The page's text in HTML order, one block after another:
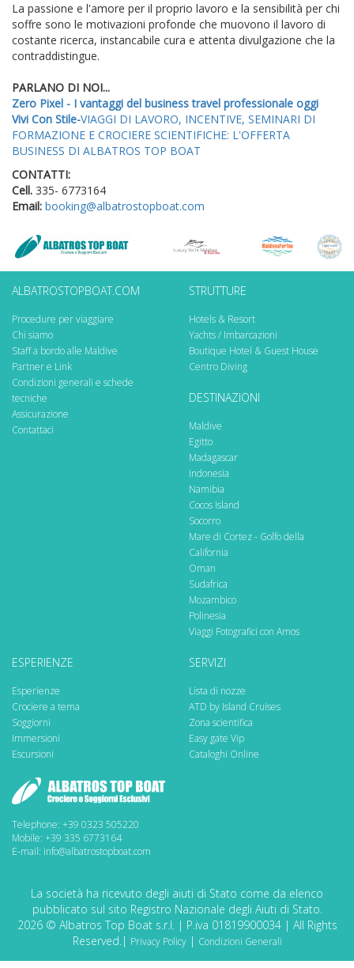
La passione e l'amore per il proprio lavoro e la sensibilità per chi
soffre sono le motivazioni profonde che muovono il lavoro di
costante ricerca, instancabile cura e attenta divulgazione che la
contraddistingue.
PARLANO DI NOI...
Zero Pixel - I vantaggi del business travel professionale oggi
Vivi Con Stile-VIAGGI DI LAVORO, INCENTIVE, SEMINARI DI
FORMAZIONE E CROCIERE SCIENTIFICHE: L'OFFERTA
BUSINESS DI ALBATROS TOP BOAT
CONTATTI:
Cell. 335- 6773164
Email: booking@albatrostopboat.com
ALBATROSTOPBOAT.COM
Procedure per viaggiare
Chi siamo
Staff a bordo alle Maldive
Partner e Link
Condizioni generali e schede
tecniche
Assicurazione
Contattaci
STRUTTURE
Hotels & Resort
Yachts / Imbarcazioni
Boutique Hotel & Guest House
Centro Diving
DESTINAZIONI
Maldive
Egitto
Madagascar
Indonesia
Namibia
Cocos Island
Socorro
Mare di Cortez - Golfo della
California
Oman
Sudafrica
Mozambico
Polinesia
Viaggi Fotografici con Amos
ESPERIENZE
Esperienze
Crociere a tema
Soggiorni
Immersioni
Escursioni
SERVIZI
Lista di nozze
ATD by Island Cruises
Zona scientifica
Easy gate Vip
Cataloghi Online
Telephone: +39 0323 505220
Mobile: +39 335 6773164
E-mail: info@albatrostopboat.com
La società ha ricevuto degli aiuti di Stato come da elenco
pubblicato sul sito Registro Nazionale degli Aiuti di Stato.
2026 © Albatros Top Boat s.r.l. | P.iva 01819900034 | All Rights
Reserved.| Privacy Policy| Condizioni Generali